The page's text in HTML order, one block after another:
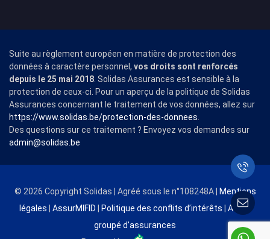
Suite au règlement européen en matière de protection des
données à caractère personnel, vos droits sont renforcés
depuis le 25 mai 2018 . Solidas Assurances est sensible à la
protection de ceux-ci. Pour un aperçu de la politique de Solidas
Assurances concernant le traitement de vos données, allez sur
https://www.solidas.be/protection-des-donnees
Des questions sur ce traitement ? Envoyez vos demandes sur
admin@solidas.be
© 2026 Copyright Solidas | Agréé sous le n°108248A |
Mentions
légales
AssurMIFID Politique des conflits d’intérêts
Achat
groupé d'assurances